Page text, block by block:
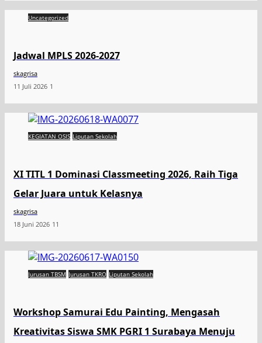
Uncategorized
Jadwal MPLS 2026-2027
skagrisa
11 Juli 2026 1
KEGIATAN OSIS Liputan Sekolah
XI TITL 1 Dominasi Classmeeting 2026, Raih Tiga
Gelar Juara untuk Kelasnya
skagrisa
18 Juni 2026 11
Jurusan TBSM Jurusan TKRO Liputan Sekolah
Workshop Samurai Edu Painting, Mengasah
Kreativitas Siswa SMK PGRI 1 Surabaya Menuju